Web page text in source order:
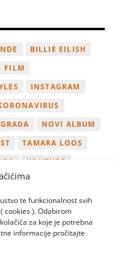
te funkcionalnost svih
cookies ). Odabirom
za koje je potrebna
informacije pročitajte
BILLIE EILISH
FILM
INSTAGRAM
NOVI ALBUM
TAMARA LOOS
YOUTUBE